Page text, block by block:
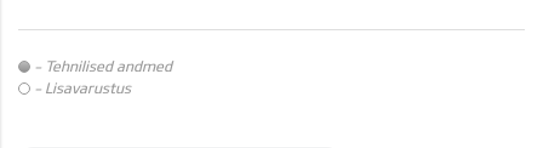
- Tehnilised andmed
- Lisavarustus